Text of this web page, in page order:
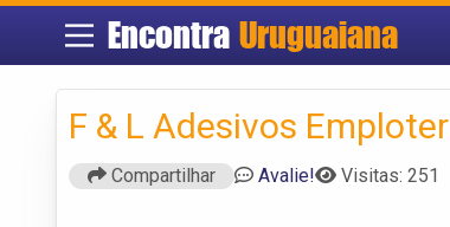
Encontra Uruguaiana
F & L Adesivos Emploter
Compartilhar Avalie! Visitas: 251